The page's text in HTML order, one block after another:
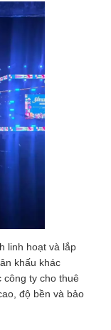
linh hoạt và lắp
khấu khác
công ty cho thuê
độ bền và bảo